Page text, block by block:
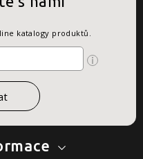
katalogy produktů.